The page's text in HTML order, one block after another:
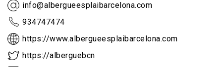
info@albergueesplaibarcelona.com
934747474
https://www.albergueesplaibarcelona.com
https://alberguebcn